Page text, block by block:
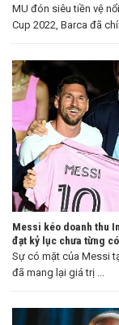
MU đón siêu tiền vệ
Cup 2022, Barca đã
Messi kéo doanh thu
đạt kỷ lục chưa từng
Sự có mặt của Messi
đã mang lại giá trị ...